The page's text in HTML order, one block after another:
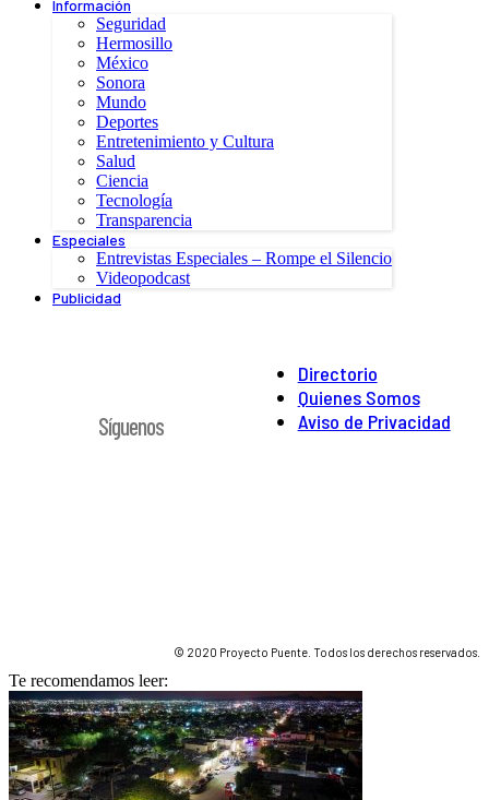
Información
Seguridad
Hermosillo
México
Sonora
Mundo
Deportes
Entretenimiento y Cultura
Salud
Ciencia
Tecnología
Transparencia
Especiales
Entrevistas Especiales – Rompe el Silencio
Videopodcast
Publicidad
Directorio
Quienes Somos
Aviso de Privacidad
Síguenos
© 2020 Proyecto Puente. Todos los derechos reservados.
Te recomendamos leer: